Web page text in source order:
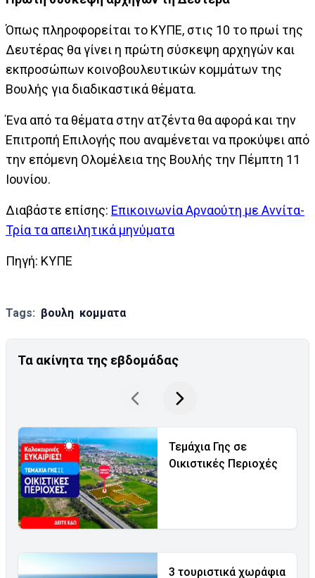
Όπως πληροφορείται το ΚΥΠΕ, στις 10 το πρωί της
Δευτέρας θα γίνει η πρώτη σύσκεψη αρχηγών και
εκπροσώπων κοινοβουλευτικών κομμάτων της
Βουλής για διαδικαστικά θέματα.
Ένα από τα θέματα στην ατζέντα θα αφορά και την
Επιτροπή Επιλογής που αναμένεται να προκύψει από
την επόμενη Ολομέλεια της Βουλής την Πέμπτη 11
Ιουνίου.
Διαβάστε επίσης: Επικοινωνία Αρναούτη με Αννίτα-
Τρία τα απειλητικά μηνύματα
Πηγή: ΚΥΠΕ
Tags: βουλη κομματα
Τα ακίνητα της εβδομάδας
Τεμάχια Γης σε
Οικιστικές Περιοχές
3 τουριστικά χωράφια